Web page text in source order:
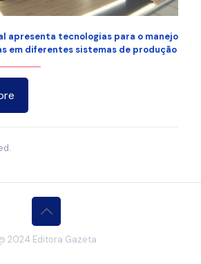
apresenta tecnologias para o manejo
em diferentes sistemas de produção
2024 Editora Gazeta